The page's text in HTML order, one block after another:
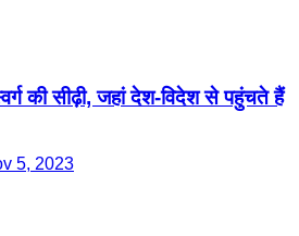
की सीढ़ी, जहां देश-विदेश से पहुंचते हैं
5, 2023